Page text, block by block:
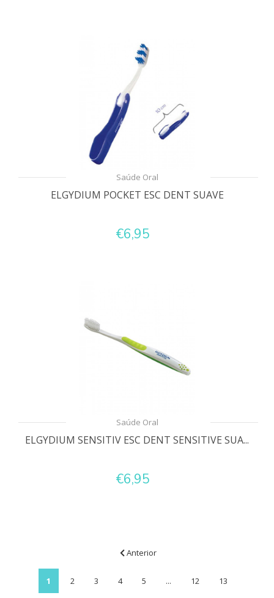
Saúde Oral
ELGYDIUM POCKET ESC DENT SUAVE
€6,95
Saúde Oral
ELGYDIUM SENSITIV ESC DENT SENSITIVE SUA...
€6,95
Anterior
1 2 3 4 5 ... 12 13